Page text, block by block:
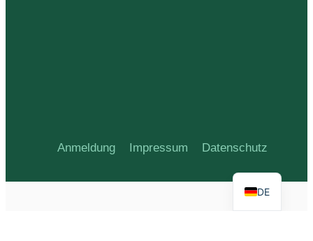
Anmeldung Impressum Datenschutz
DE